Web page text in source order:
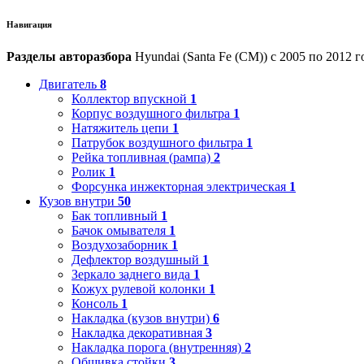
Навигация
Разделы авторазбора Hyundai (Santa Fe (CM)) с 2005 по 2012
Двигатель 8
Коллектор впускной 1
Корпус воздушного фильтра 1
Натяжитель цепи 1
Патрубок воздушного фильтра 1
Рейка топливная (рампа) 2
Ролик 1
Форсунка инжекторная электрическая 1
Кузов внутри 50
Бак топливный 1
Бачок омывателя 1
Воздухозаборник 1
Дефлектор воздушный 1
Зеркало заднего вида 1
Кожух рулевой колонки 1
Консоль 1
Накладка (кузов внутри) 6
Накладка декоративная 3
Накладка порога (внутренняя) 2